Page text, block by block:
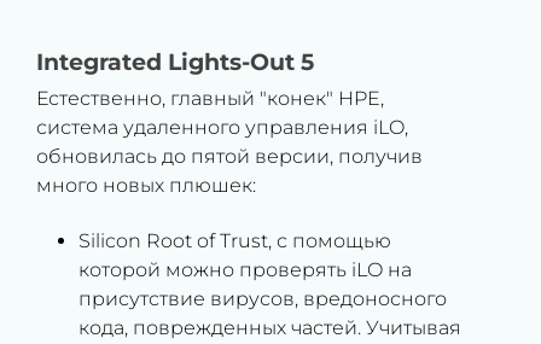
Integrated Lights-Out 5
Естественно, главный "конек" HPE,
система удаленного управления iLO,
обновилась до пятой версии, получив
много новых плюшек:
Silicon Root of Trust, с помощью
которой можно проверять iLO на
присутствие вирусов, вредоносного
кода, поврежденных частей. Учитывая